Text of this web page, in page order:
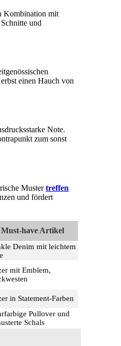
Kombination mit
und
einen Hauch von
Note.
zum sonst
Mustertreffen
und fördert
Must-have Artikel
Denim mit leichtem
mit Emblem,
in Statement-Farben
Pullover und
Schals